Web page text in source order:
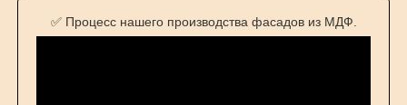
✅ Процесс нашего производства фасадов из МДФ.